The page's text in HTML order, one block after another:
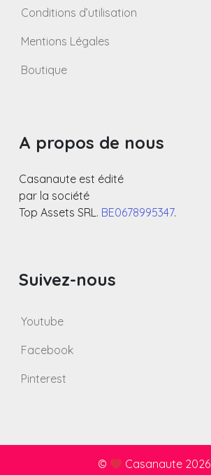
Conditions d’utilisation
Mentions Légales
Boutique
A propos de nous
Casanaute est édité
par la société
Top Assets SRL. BE0678995347.
Suivez-nous
Youtube
Facebook
Pinterest
© Casanaute 2026